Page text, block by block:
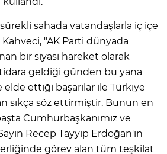
sahada vatandaşlarla iç içe
"AK Parti dünyada
bir siyasi hareket olarak
geldiği günden bu yana
elde ettiği başarılar ile Türkiye
sıkça söz ettirmiştir. Bunun en
Cumhurbaşkanımız ve
Recep Tayyip Erdoğan'ın
görev alan tüm teşkilat